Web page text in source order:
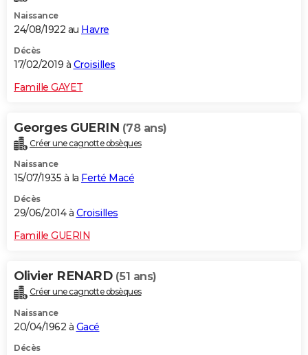
Naissance
24/08/1922 au Havre
Décès
17/02/2019 à Croisilles
Famille GAYET
Georges GUERIN (78 ans)
Créer une cagnotte obsèques
Naissance
15/07/1935 à la Ferté Macé
Décès
29/06/2014 à Croisilles
Famille GUERIN
Olivier RENARD (51 ans)
Créer une cagnotte obsèques
Naissance
20/04/1962 à Gacé
Décès